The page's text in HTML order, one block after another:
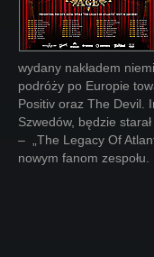
wydany nakładem
podróży po Europie
Positiv oraz The Devil.
Szwedów, będzie
– „The Legacy Of
nowym fanom zespołu.